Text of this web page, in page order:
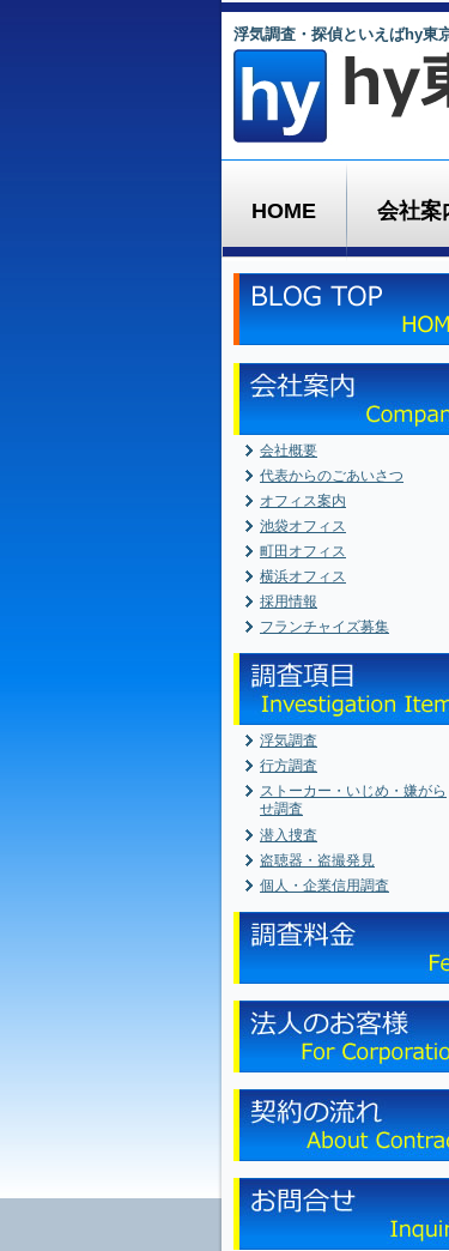
浮気調査・探偵といえばhy東
HOME 会社案
会社概要
代表からのごあいさつ
オフィス案内
池袋オフィス
町田オフィス
横浜オフィス
採用情報
フランチャイズ募集
浮気調査
行方調査
ストーカー・いじめ・嫌がら
せ調査
潜入捜査
盗聴器・盗撮発見
個人・企業信用調査